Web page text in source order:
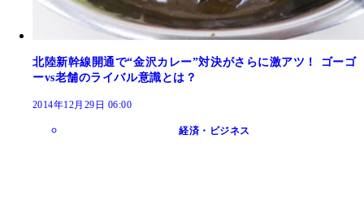
北陸新幹線開通で“金沢カレー”対決がさらに激アツ！ ゴーゴ
ーvs老舗のライバル意識とは？
2014年12月29日 06:00
経済・ビジネス